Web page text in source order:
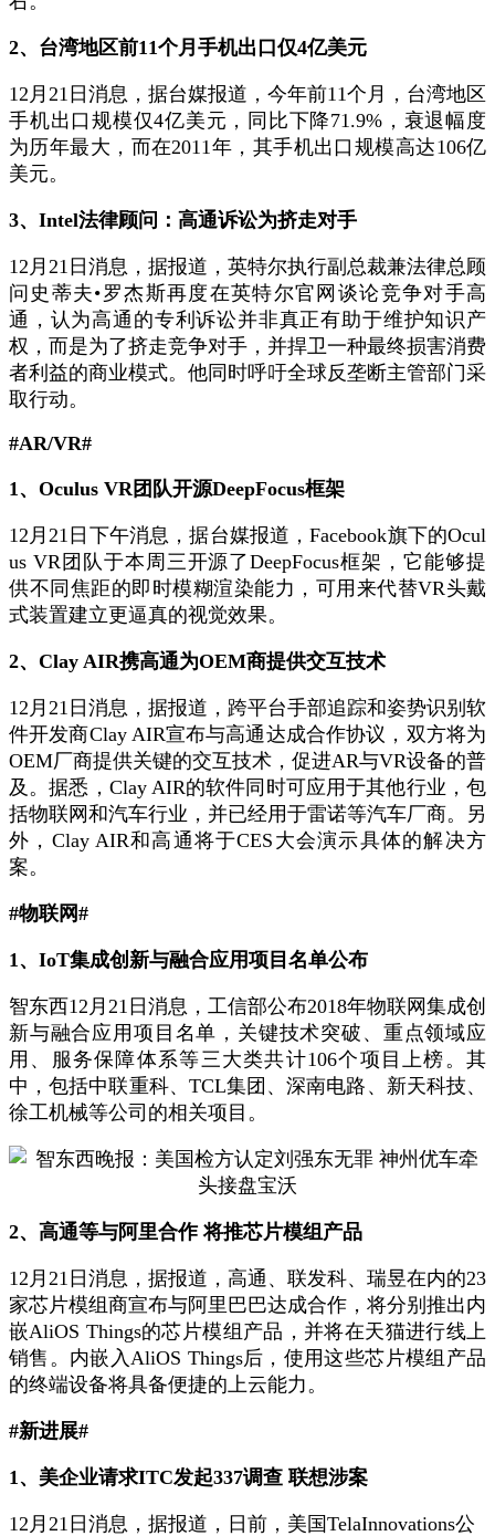
2、台湾地区前11个月手机出口仅4亿美元
12月21日消息，据台媒报道，今年前11个月，台湾地区
手机出口规模仅4亿美元，同比下降71.9%，衰退幅度
为历年最大，而在2011年，其手机出口规模高达106亿
美元。
3、Intel法律顾问：高通诉讼为挤走对手
12月21日消息，据报道，英特尔执行副总裁兼法律总顾
问史蒂夫•罗杰斯再度在英特尔官网谈论竞争对手高
通，认为高通的专利诉讼并非真正有助于维护知识产
权，而是为了挤走竞争对手，并捍卫一种最终损害消费
者利益的商业模式。他同时呼吁全球反垄断主管部门采
取行动。
#AR/VR#
1、Oculus VR团队开源DeepFocus框架
12月21日下午消息，据台媒报道，Facebook旗下的Ocul
us VR团队于本周三开源了DeepFocus框架，它能够提
供不同焦距的即时模糊渲染能力，可用来代替VR头戴
式装置建立更逼真的视觉效果。
2、Clay AIR携高通为OEM商提供交互技术
12月21日消息，据报道，跨平台手部追踪和姿势识别软
件开发商Clay AIR宣布与高通达成合作协议，双方将为
OEM厂商提供关键的交互技术，促进AR与VR设备的普
及。据悉，Clay AIR的软件同时可应用于其他行业，包
括物联网和汽车行业，并已经用于雷诺等汽车厂商。另
外，Clay AIR和高通将于CES大会演示具体的解决方
案。
#物联网#
1、IoT集成创新与融合应用项目名单公布
智东西12月21日消息，工信部公布2018年物联网集成创
新与融合应用项目名单，关键技术突破、重点领域应
用、服务保障体系等三大类共计106个项目上榜。其
中，包括中联重科、TCL集团、深南电路、新天科技、
徐工机械等公司的相关项目。
2、高通等与阿里合作 将推芯片模组产品
12月21日消息，据报道，高通、联发科、瑞昱在内的23
家芯片模组商宣布与阿里巴巴达成合作，将分别推出内
嵌AliOS Things的芯片模组产品，并将在天猫进行线上
销售。内嵌入AliOS Things后，使用这些芯片模组产品
的终端设备将具备便捷的上云能力。
#新进展#
1、美企业请求ITC发起337调查 联想涉案
12月21日消息，据报道，日前，美国TelaInnovations公